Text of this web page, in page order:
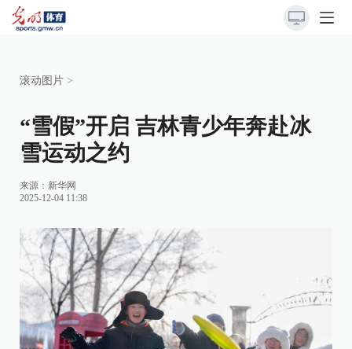
滚动图片 >
“雪假”开启 吉林青少年奔赴冰
雪运动之约
来源： 新华网
2025-12-04 11:38